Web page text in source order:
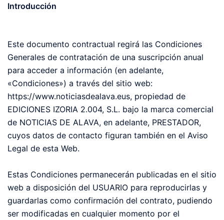
Introducción
Este documento contractual regirá las Condiciones
Generales de contratación de una suscripción anual
para acceder a información (en adelante,
«Condiciones») a través del sitio web:
https://www.noticiasdealava.eus, propiedad de
EDICIONES IZORIA 2.004, S.L. bajo la marca comercial
de NOTICIAS DE ALAVA, en adelante, PRESTADOR,
cuyos datos de contacto figuran también en el Aviso
Legal de esta Web.
Estas Condiciones permanecerán publicadas en el sitio
web a disposición del USUARIO para reproducirlas y
guardarlas como confirmación del contrato, pudiendo
ser modificadas en cualquier momento por el